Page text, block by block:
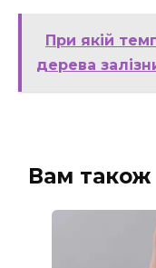
При якій
дерева
Вам